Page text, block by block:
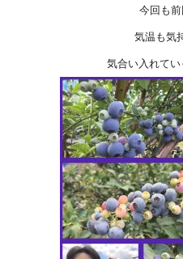
今回も
気温も気
気合い入れて